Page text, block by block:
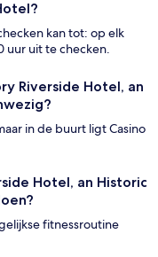
kan tot: op elk
uur uit te checken.
Riverside Hotel, an
in de buurt ligt Casino
Hotel, an Historic
fitnessroutine